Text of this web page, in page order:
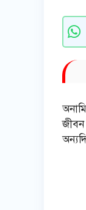
জীবন